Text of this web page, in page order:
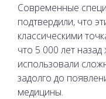
Современные
подтвердили, что
классическими
что 5 000 лет
использовали
задолго до
медицины.